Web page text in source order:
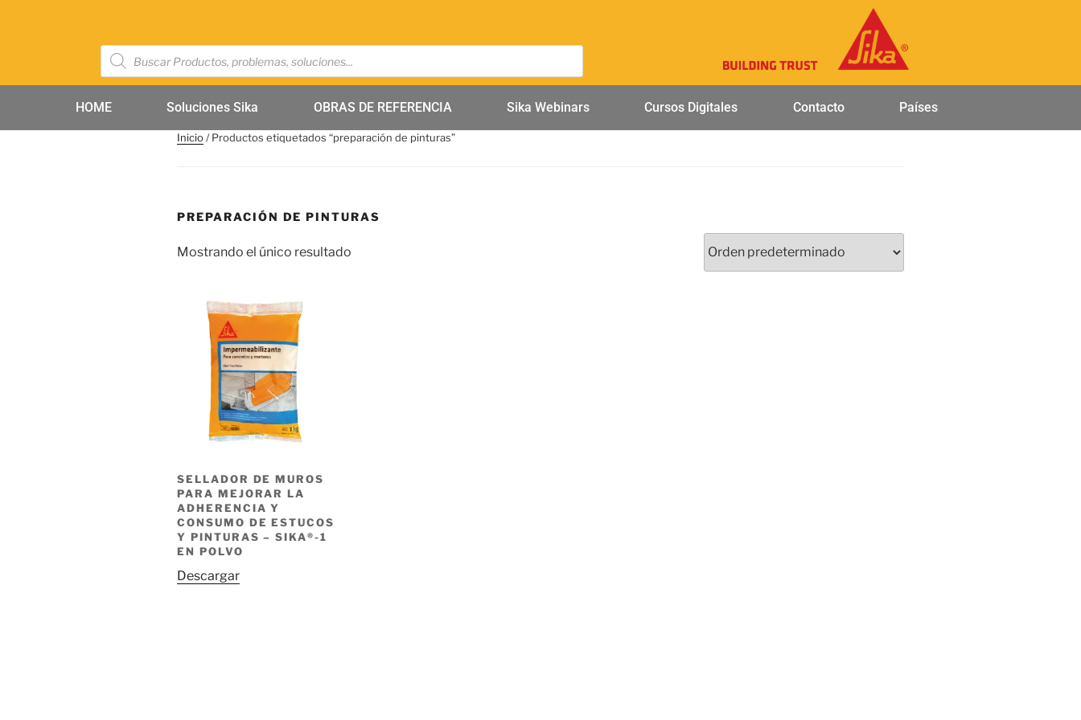
HOME Soluciones Sika OBRAS DE REFERENCIA Sika Webinars Cursos Digitales Contacto Países
Inicio/ Productos etiquetados “preparación de pinturas”
PREPARACIÓN DE PINTURAS
Mostrando el único resultado
SELLADOR DE MUROS
PARA MEJORAR LA
ADHERENCIA Y
CONSUMO DE ESTUCOS
Y PINTURAS – SIKA®-1
EN POLVO
Descargar